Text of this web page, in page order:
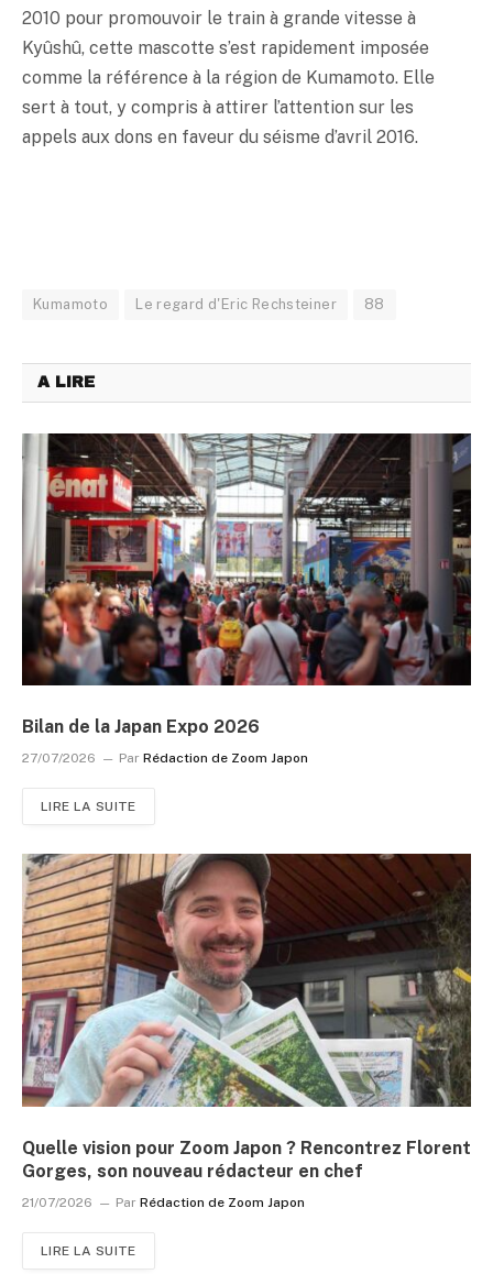
2010 pour promouvoir le train à grande vitesse à
Kyûshû, cette mascotte s’est rapidement imposée
comme la référence à la région de Kumamoto. Elle
sert à tout, y compris à attirer l’attention sur les
appels aux dons en faveur du séisme d’avril 2016.
Kumamoto Le regard d'Eric Rechsteiner 88
A LIRE
Bilan de la Japan Expo 2026
27/07/2026 Par Rédaction de Zoom Japon
LIRE LA SUITE
Quelle vision pour Zoom Japon ? Rencontrez Florent
Gorges, son nouveau rédacteur en chef
21/07/2026 Par Rédaction de Zoom Japon
LIRE LA SUITE